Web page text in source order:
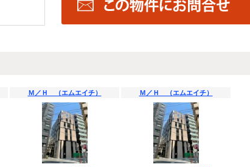
Ｍ／Ｈ （エムエイチ） Ｍ／Ｈ （エムエイチ）